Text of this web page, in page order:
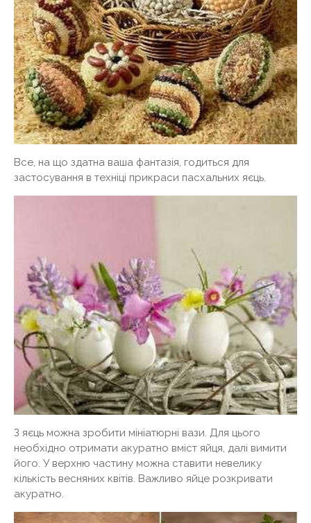
Все, на що здатна ваша фантазія, годиться для
застосування в техніці прикраси пасхальних яєць.
З яєць можна зробити мініатюрні вази. Для цього
необхідно отримати акуратно вміст яйця, далі вимити
його. У верхню частину можна ставити невелику
кількість весняних квітів. Важливо яйце розкривати
акуратно.